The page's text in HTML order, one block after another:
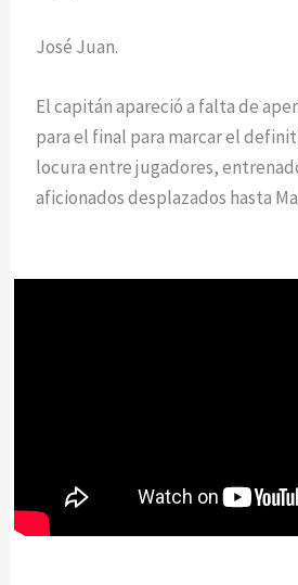
José Juan.
El capitán apareció a falta de
para el final para marcar el
locura entre jugadores,
aficionados desplazados hasta